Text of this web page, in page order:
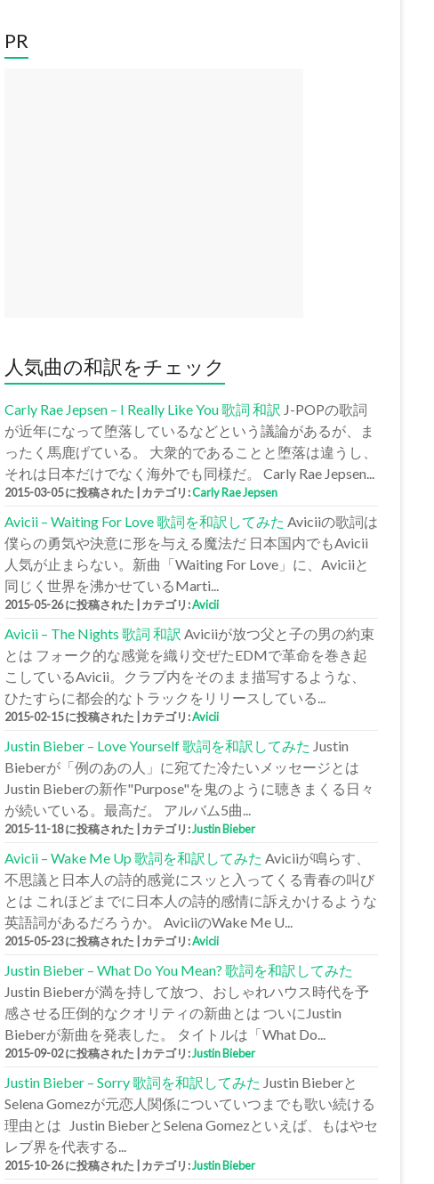
PR
人気曲の和訳をチェック
Carly Rae Jepsen – I Really Like You 歌詞 和訳 J-POPの歌詞
が近年になって堕落しているなどという議論があるが、ま
ったく馬鹿げている。 大衆的であることと堕落は違うし、
それは日本だけでなく海外でも同様だ。 Carly Rae Jepsen...
2015-03-05 に投稿された カテゴリ:Carly Rae Jepsen
Avicii – Waiting For Love 歌詞を和訳してみた Aviciiの歌詞は
僕らの勇気や決意に形を与える魔法だ 日本国内でもAvicii
人気が止まらない。新曲「Waiting For Love」に、Aviciiと
同じく世界を沸かせているMarti...
2015-05-26 に投稿された カテゴリ:Avicii
Avicii – The Nights 歌詞 和訳 Aviciiが放つ父と子の男の約束
とは フォーク的な感覚を織り交ぜたEDMで革命を巻き起
こしているAvicii。クラブ内をそのまま描写するような、
ひたすらに都会的なトラックをリリースしている...
2015-02-15 に投稿された カテゴリ:Avicii
Justin Bieber – Love Yourself 歌詞を和訳してみた Justin
Bieberが「例のあの人」に宛てた冷たいメッセージとは
Justin Bieberの新作"Purpose"を鬼のように聴きまくる日々
が続いている。最高だ。 アルバム5曲...
2015-11-18 に投稿された カテゴリ:Justin Bieber
Avicii – Wake Me Up 歌詞を和訳してみた Aviciiが鳴らす、
不思議と日本人の詩的感覚にスッと入ってくる青春の叫び
とは これほどまでに日本人の詩的感情に訴えかけるような
英語詞があるだろうか。 AviciiのWake Me U...
2015-05-23 に投稿された カテゴリ:Avicii
Justin Bieber – What Do You Mean? 歌詞を和訳してみた
Justin Bieberが満を持して放つ、おしゃれハウス時代を予
感させる圧倒的なクオリティの新曲とは ついにJustin
Bieberが新曲を発表した。 タイトルは「What Do...
2015-09-02 に投稿された カテゴリ:Justin Bieber
Justin Bieber – Sorry 歌詞を和訳してみた Justin Bieberと
Selena Gomezが元恋人関係についていつまでも歌い続ける
理由とは Justin BieberとSelena Gomezといえば、もはやセ
レブ界を代表する...
2015-10-26 に投稿された カテゴリ:Justin Bieber